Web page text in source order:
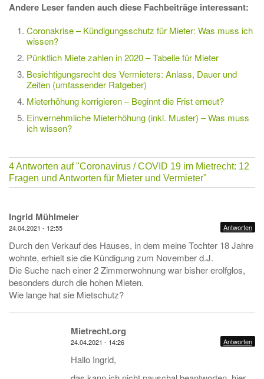
Andere Leser fanden auch diese Fachbeiträge interessant:
Coronakrise – Kündigungsschutz für Mieter: Was muss ich
wissen?
Pünktlich Miete zahlen in 2020 – Tabelle für Mieter
Besichtigungsrecht des Vermieters: Anlass, Dauer und
Zeiten (umfassender Ratgeber)
Mieterhöhung korrigieren – Beginnt die Frist erneut?
Einvernehmliche Mieterhöhung (inkl. Muster) – Was muss
ich wissen?
4 Antworten auf"Coronavirus / COVID 19 im Mietrecht: 12
Fragen und Antworten für Mieter und Vermieter"
Ingrid Mühlmeier
24.04.2021 - 12:55 Antworten
Durch den Verkauf des Hauses, in dem meine Tochter 18 Jahre
wohnte, erhielt sie die Kündigung zum November d.J.
Die Suche nach einer 2 Zimmerwohnung war bisher erolfglos,
besonders durch die hohen Mieten.
Wie lange hat sie Mietschutz?
Mietrecht.org
24.04.2021 - 14:26 Antworten
Hallo Ingrid,